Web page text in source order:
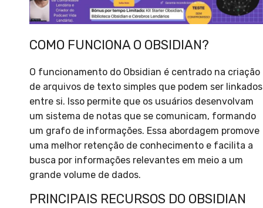
COMO FUNCIONA O OBSIDIAN?
O funcionamento do Obsidian é centrado na criação
de arquivos de texto simples que podem ser linkados
entre si. Isso permite que os usuários desenvolvam
um sistema de notas que se comunicam, formando
um grafo de informações. Essa abordagem promove
uma melhor retenção de conhecimento e facilita a
busca por informações relevantes em meio a um
grande volume de dados.
PRINCIPAIS RECURSOS DO OBSIDIAN